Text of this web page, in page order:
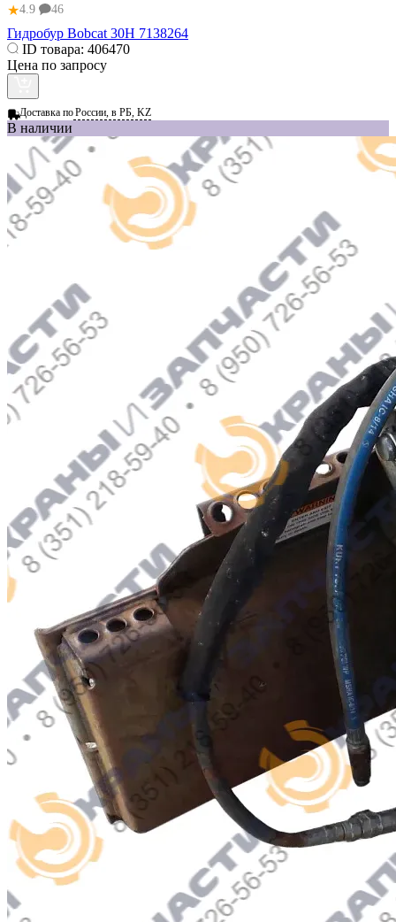
★4.9 46
Гидробур Bobcat 30H 7138264
ID товара: 406470
Цена по запросу
Доставка поРоссии, в РБ, KZ
В наличии